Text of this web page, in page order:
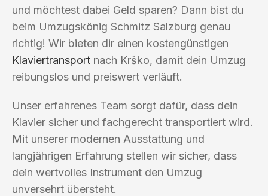
und möchtest dabei Geld sparen? Dann bist du
beim Umzugskönig Schmitz Salzburg genau
richtig! Wir bieten dir einen kostengünstigen
Klaviertransport nach Krško, damit dein Umzug
reibungslos und preiswert verläuft.
Unser erfahrenes Team sorgt dafür, dass dein
Klavier sicher und fachgerecht transportiert wird.
Mit unserer modernen Ausstattung und
langjährigen Erfahrung stellen wir sicher, dass
dein wertvolles Instrument den Umzug
unversehrt übersteht.